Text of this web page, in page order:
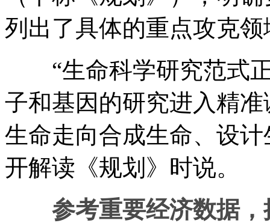
列出了具体的重点攻克
“生命科学研究范式正
子和基因的研究进入精
生命走向合成生命、设
开解读《规划》时说。
参考重要经济数据